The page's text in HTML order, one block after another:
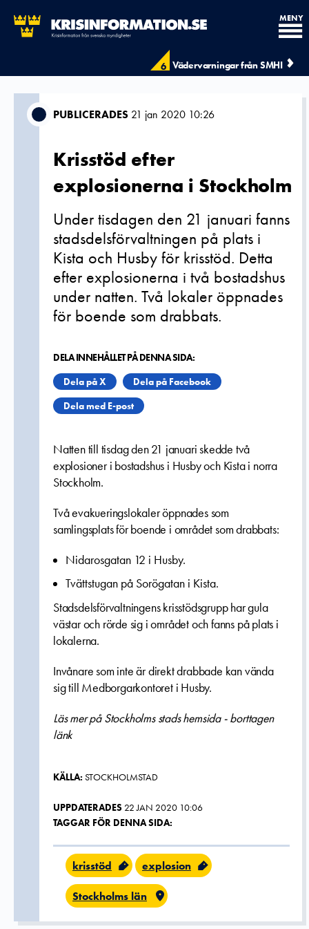
6 Vädervarningar från SMHI
MENY
PUBLICERADES 21 jan 2020 10:26
Krisstöd efter
explosionerna i Stockholm
Under tisdagen den 21 januari fanns
stadsdelsförvaltningen på plats i
Kista och Husby för krisstöd. Detta
efter explosionerna i två bostadshus
under natten. Två lokaler öppnades
för boende som drabbats.
DELA INNEHÅLLET PÅ DENNA SIDA:
Dela på X
Dela på Facebook
Dela med E-post
Natten till tisdag den 21 januari skedde två
explosioner i bostadshus i Husby och Kista i norra
Stockholm.
Två evakueringslokaler öppnades som
samlingsplats för boende i området som drabbats:
Nidarosgatan 12 i Husby.
Tvättstugan på Sorögatan i Kista.
Stadsdelsförvaltningens krisstödsgrupp har gula
västar och rörde sig i området och fanns på plats i
lokalerna.
Invånare som inte är direkt drabbade kan vända
sig till Medborgarkontoret i Husby.
Läs mer på Stockholms stads hemsida - borttagen
länk
KÄLLA: STOCKHOLMSTAD
UPPDATERADES 22 JAN 2020 10:06
TAGGAR FÖR DENNA SIDA:
krisstöd explosion
Stockholms län